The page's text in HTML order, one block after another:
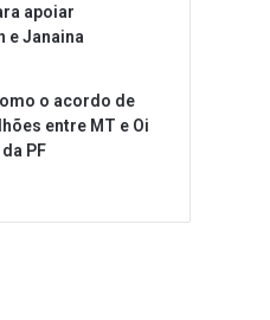
apoiar
e Janaina
o acordo de
entre MT e Oi
PF